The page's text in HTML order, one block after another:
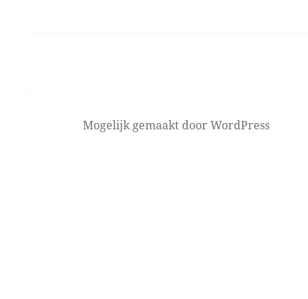
Mogelijk gemaakt door WordPress